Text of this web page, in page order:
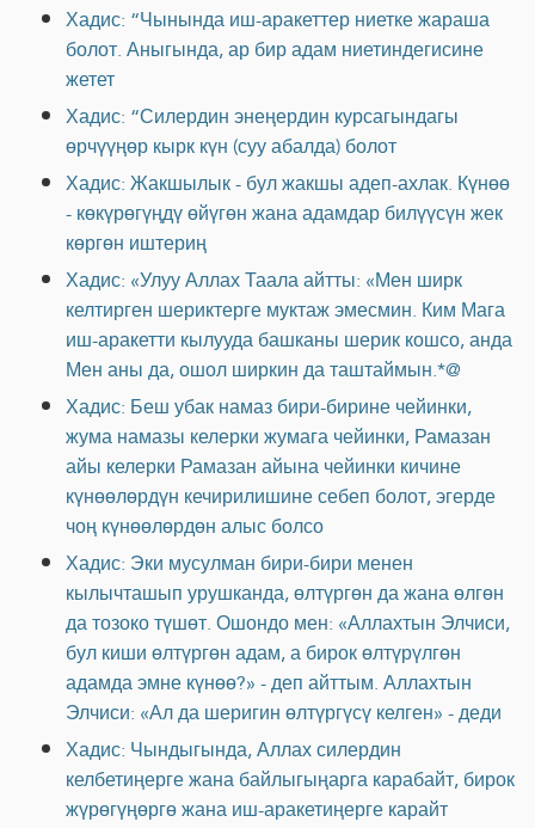
Хадис: “Чынында иш-аракеттер ниетке жараша
болот. Аныгында, ар бир адам ниетиндегисине
жетет
Хадис: “Силердин энеңердин курсагындагы
өрчүүңөр кырк күн (суу абалда) болот
Хадис: Жакшылык - бул жакшы адеп-ахлак. Күнөө
- көкүрөгүңдү өйүгөн жана адамдар билүүсүн жек
көргөн иштериң
Хадис: «Улуу Аллах Таала айтты: «Мен ширк
келтирген шериктерге муктаж эмесмин. Ким Мага
иш-аракетти кылууда башканы шерик кошсо, анда
Мен аны да, ошол ширкин да таштаймын.*@
Хадис: Беш убак намаз бири-бирине чейинки,
жума намазы келерки жумага чейинки, Рамазан
айы келерки Рамазан айына чейинки кичине
күнөөлөрдүн кечирилишине себеп болот, эгерде
чоң күнөөлөрдөн алыс болсо
Хадис: Эки мусулман бири-бири менен
кылычташып урушканда, өлтүргөн да жана өлгөн
да тозоко түшөт. Ошондо мен: «Аллахтын Элчиси,
бул киши өлтүргөн адам, а бирок өлтүрүлгөн
адамда эмне күнөө?» - деп айттым. Аллахтын
Элчиси: «Ал да шеригин өлтүргүсү келген» - деди
Хадис: Чындыгында, Аллах силердин
келбетиңерге жана байлыгыңарга карабайт, бирок
жүрөгүңөргө жана иш-аракетиңерге карайт